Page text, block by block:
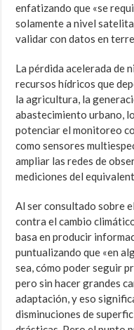
enfatizando que «se
solamente a nivel
validar con datos en
La pérdida acelerada de
recursos hídricos que
la agricultura, la
abastecimiento urbano,
potenciar el monitoreo
como sensores
ampliar las redes de
mediciones del
Al ser consultado sobre
contra el cambio
basa en producir
puntualizando que «en
sea, cómo poder seguir
pero sin hacer grandes
adaptación, y eso
disminuciones de